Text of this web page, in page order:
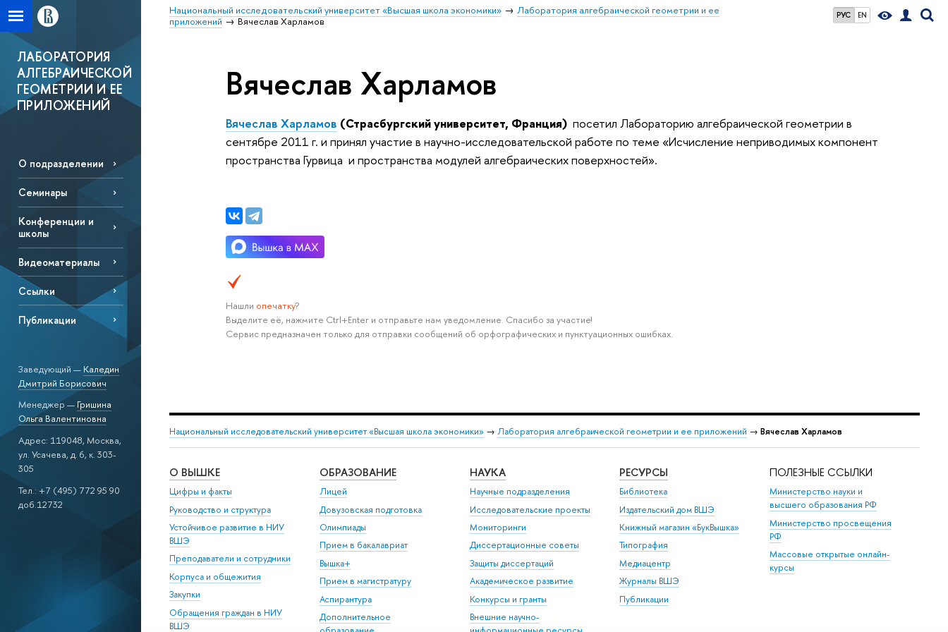
РУС EN
Национальный исследовательский университет «Высшая школа экономики»
Лаборатория алгебраической геометрии и ее
приложений
Вячеслав Харламов
ЛАБОРАТОРИЯ
АЛГЕБРАИЧЕСКОЙ
ГЕОМЕТРИИ И ЕЕ
ПРИЛОЖЕНИЙ
О подразделении
Семинары
Конференции и
школы
Видеоматериалы
Ссылки
Публикации
Заведующий — Каледин
Дмитрий Борисович
Менеджер — Гришина
Ольга Валентиновна
Адрес: 119048, Москва,
ул. Усачева, д. 6, к. 303-
305
Тел.: +7 (495) 772 95 90
доб.12732
Вячеслав Харламов
Вячеслав Харламов (Страсбургский университет, Франция) посетил Лабораторию алгебраической геометрии в
сентябре 2011 г. и принял участие в научно-исследовательской работе по теме «Исчисление неприводимых компонент
пространства Гурвица и пространства модулей алгебраических поверхностей».
Нашли опечатку?
Выделите её, нажмите Ctrl+Enter и отправьте нам уведомление. Спасибо за участие!
Сервис предназначен только для отправки сообщений об орфографических и пунктуационных ошибках.
Национальный исследовательский университет «Высшая школа экономики» → Лаборатория алгебраической геометрии и ее приложений → Вячеслав Харламов
О ВЫШКЕ
Цифры и факты
Руководство и структура
Устойчивое развитие в НИУ
ВШЭ
Преподаватели и сотрудники
Корпуса и общежития
Закупки
Обращения граждан в НИУ
ВШЭ
ОБРАЗОВАНИЕ
Лицей
Довузовская подготовка
Олимпиады
Прием в бакалавриат
Вышка+
Прием в магистратуру
Аспирантура
Дополнительное
НАУКА
Научные подразделения
Исследовательские проекты
Мониторинги
Диссертационные советы
Защиты диссертаций
Академическое развитие
Конкурсы и гранты
Внешние научно-
РЕСУРСЫ
Библиотека
Издательский дом ВШЭ
Книжный магазин «БукВышка»
Типография
Медиацентр
Журналы ВШЭ
Публикации
ПОЛЕЗНЫЕ ССЫЛКИ
Министерство науки и
высшего образования РФ
Министерство просвещения
РФ
Массовые открытые онлайн-
курсы